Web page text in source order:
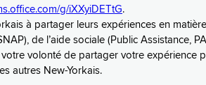
g/iXXyiDETtG.
à partager leurs expériences en
de l’aide sociale (Public Assistance,
volonté de partager votre
autres New-Yorkais.